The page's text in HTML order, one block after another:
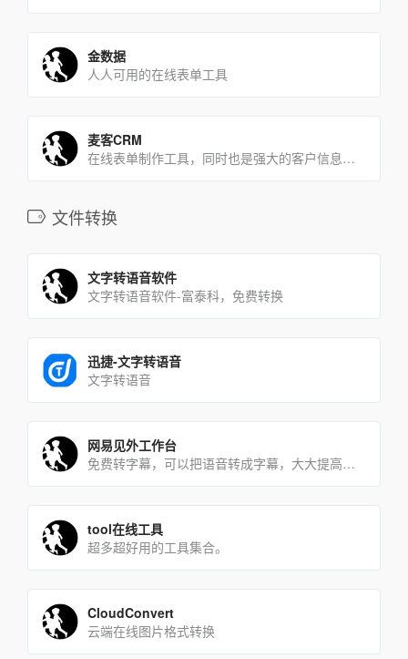
金数据
人人可用的在线表单工具
麦客CRM
在线表单制作工具，同时也是强大的客户信息处理和关系管理系统
文件转换
文字转语音软件
文字转语音软件-富泰科，免费转换
迅捷-文字转语音
文字转语音
网易见外工作台
免费转字幕，可以把语音转成字幕，大大提高制作字幕的工作效率
tool在线工具
超多超好用的工具集合。
CloudConvert
云端在线图片格式转换